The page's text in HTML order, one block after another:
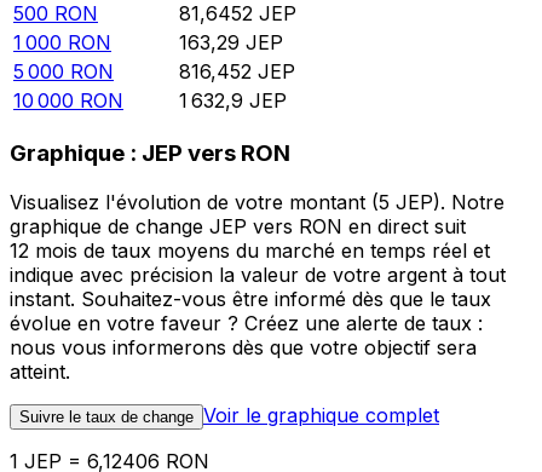
500 RON 81,6452 JEP
1 000 RON 163,29 JEP
5 000 RON 816,452 JEP
10 000 RON 1 632,9 JEP
Graphique : JEP vers RON
Visualisez l'évolution de votre montant (5 JEP). Notre
graphique de change JEP vers RON en direct suit
12 mois de taux moyens du marché en temps réel et
indique avec précision la valeur de votre argent à tout
instant. Souhaitez-vous être informé dès que le taux
évolue en votre faveur ? Créez une alerte de taux :
nous vous informerons dès que votre objectif sera
atteint.
Suivre le taux de change Voir le graphique complet
1 JEP = 6,12406 RON